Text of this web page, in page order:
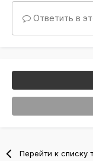
Ответить в
Перейти к списку